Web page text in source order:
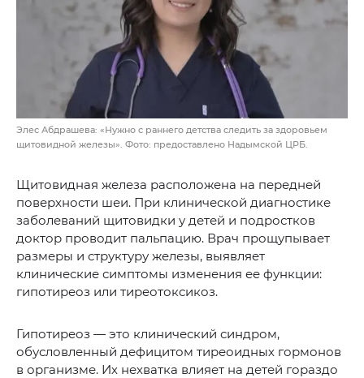
Элес Абдрашева: «Нужно с раннего детства следить за здоровьем
щитовидной железы». Фото: предоставлено Надымской ЦРБ.
Щитовидная железа расположена на передней
поверхности шеи. При клинической диагностике
заболеваний щитовидки у детей и подростков
доктор проводит пальпацию. Врач прощупывает
размеры и структуру железы, выявляет
клинические симптомы изменения ее функции:
гипотиреоз или тиреотоксикоз.
Гипотиреоз — это клинический синдром,
обусловленный дефицитом тиреоидных гормонов
в организме. Их нехватка влияет на детей гораздо